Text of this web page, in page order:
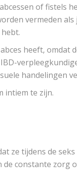
of fistels
vermeden
heeft, omdat
handelingen
intiem te zijn.
ze tijdens de
constante zorg